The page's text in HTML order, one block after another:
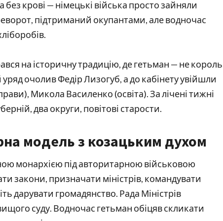
крові — німецькі війська просто зайняли
підтриманий окупантами, але водночас
на історичну традицію, де гетьман — не
очолив Федір Лизогуб, а до кабінету увійшли
Микола Василенко (освіта). За лічені тижні
два округи, повітові старости.
модель з козацьким духом
монархією під авторитарною військовою
закони, призначати міністрів, командувати
дарувати громадянство. Рада Міністрів
суду. Водночас гетьман обіцяв скликати